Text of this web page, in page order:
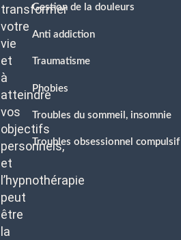
transformer
votre
vie
et
à
atteindre
vos
objectifs
personnels,
et
l’hypnothérapie
peut
être
la
Gestion de la douleurs
Anti addiction
Traumatisme
Phobies
Troubles du sommeil, insomnie
Troubles obsessionnel compulsif